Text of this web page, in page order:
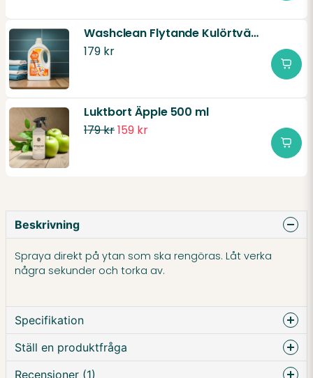
Washclean Flytande Kulörtvättmedel 80 tvättar
179 kr
Luktbort Äpple 500 ml
179 kr159 kr
Beskrivning
Spraya direkt på ytan som ska rengöras. Låt verka
några sekunder och torka av.
Specifikation
Ställ en produktfråga
Recensioner (1)